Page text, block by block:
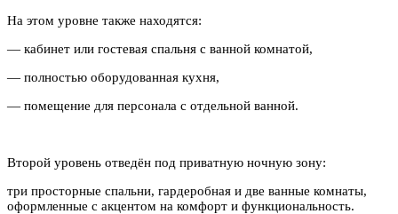
На этом уровне также находятся:
— кабинет или гостевая спальня с ванной комнатой,
— полностью оборудованная кухня,
— помещение для персонала с отдельной ванной.
Второй уровень отведён под приватную ночную зону:
три просторные спальни, гардеробная и две ванные комнаты,
оформленные с акцентом на комфорт и функциональность.